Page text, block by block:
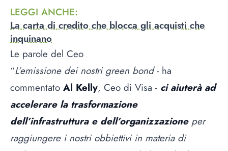
LEGGI ANCHE:
La carta di credito che blocca gli acquisti che
inquinano
Le parole del Ceo
“L’emissione dei nostri green bond- ha
commentato Al Kelly, Ceo di Visa - ci aiuterà ad
accelerare la trasformazione
dell’infrastruttura e dell’organizzazioneper
raggiungere i nostri obbiettivi in materia di